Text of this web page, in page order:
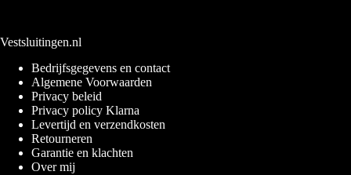
Vestsluitingen.nl
Bedrijfsgegevens en contact
Algemene Voorwaarden
Privacy beleid
Privacy policy Klarna
Levertijd en verzendkosten
Retourneren
Garantie en klachten
Over mij